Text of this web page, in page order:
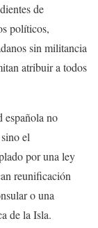
de
políticos,
sin militancia
atribuir a todos
española no
el
por una ley
reunificación
o una
de la Isla.